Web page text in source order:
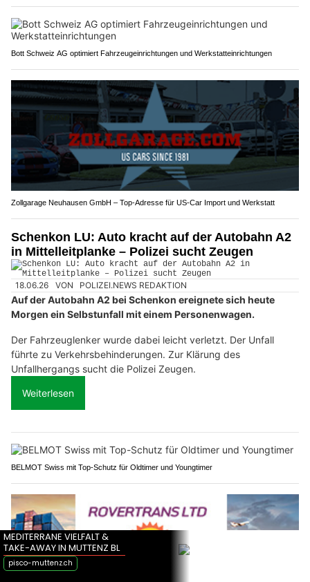
Bott Schweiz AG optimiert Fahrzeugeinrichtungen und Werkstatteinrichtungen
Zollgarage Neuhausen GmbH – Top-Adresse für US-Car Import und Werkstatt
Schenkon LU: Auto kracht auf der Autobahn A2
in Mittelleitplanke – Polizei sucht Zeugen
18.06.26 VON POLIZEI.NEWS REDAKTION
Auf der Autobahn A2 bei Schenkon ereignete sich heute
Morgen ein Selbstunfall mit einem Personenwagen.
Der Fahrzeuglenker wurde dabei leicht verletzt. Der Unfall
führte zu Verkehrsbehinderungen. Zur Klärung des
Unfallhergangs sucht die Polizei Zeugen.
Weiterlesen
BELMOT Swiss mit Top-Schutz für Oldtimer und Youngtimer